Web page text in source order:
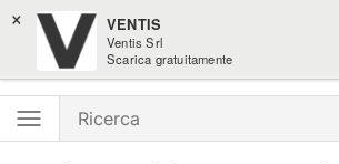
× VENTIS
Ventis Srl
Scarica gratuitamente
Ventis - L'e-shopping parla italiano